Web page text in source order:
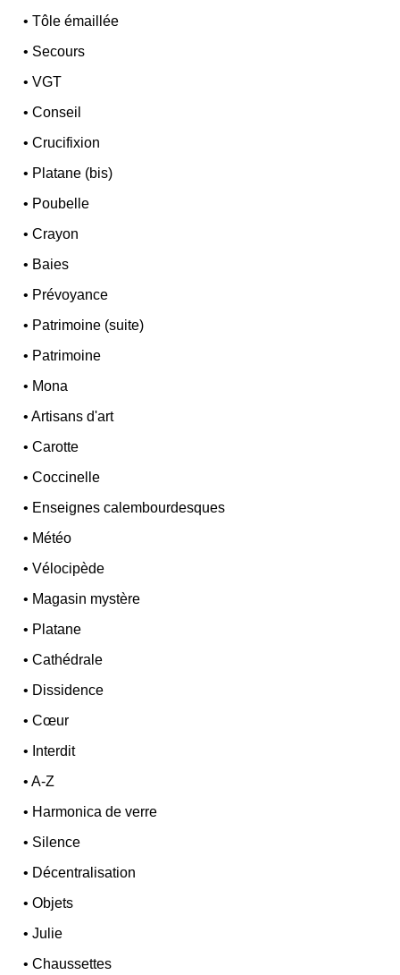
•Tôle émaillée
• Secours
•VGT
•Conseil
•Crucifixion
• Platane (bis)
• Poubelle
•Crayon
• Baies
• Prévoyance
• Patrimoine (suite)
• Patrimoine
• Mona
•Artisans d'art
•Carotte
•Coccinelle
• Enseignes calembourdesques
• Météo
•Vélocipède
• Magasin mystère
• Platane
•Cathédrale
• Dissidence
•Cœur
• Interdit
•A-Z
• Harmonica de verre
• Silence
• Décentralisation
•Objets
•Julie
•Chaussettes